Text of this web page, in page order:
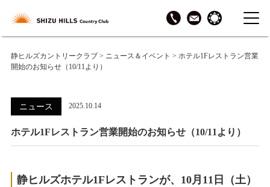
静ヒルズカントリークラブ> ニュース＆イベント > ホテル1Fレストラン営業
開始のお知らせ（10/11より）
ニュース 2025.10.14
ホテル1Fレストラン営業開始のお知らせ（10/11より）
静ヒルズホテル1Fレストランが、10月11日（土）